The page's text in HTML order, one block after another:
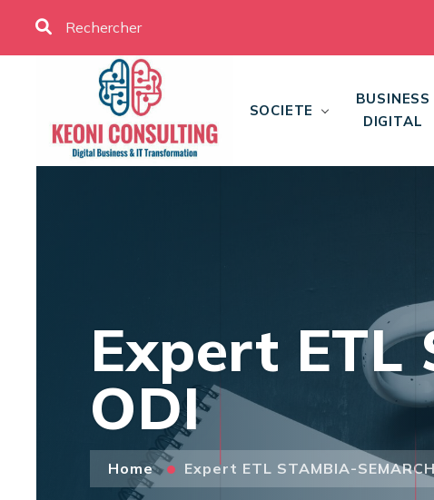
SOCIETE
BUSINESS
DIGITAL
Expert ETL
ODI
Home Expert ETL STAMBIA-